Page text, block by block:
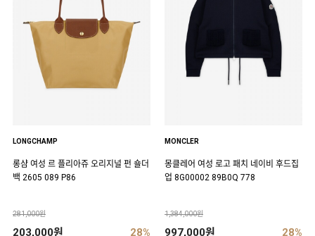
LONGCHAMP
롱샴 여성 르 플리아쥬 오리지널 펀 숄더
백 2605 089 P86
281,000원
203,000원 28%
MONCLER
몽클레어 여성 로고 패치 네이비 후드집
업 8G00002 89B0Q 778
1,384,000원
997,000원 28%